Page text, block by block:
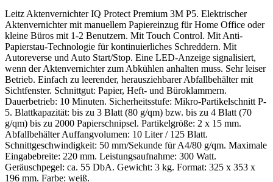
Leitz Aktenvernichter IQ Protect Premium 3M P5. Elektrischer
Aktenvernichter mit manuellem Papiereinzug für Home Office oder
kleine Büros mit 1-2 Benutzern. Mit Touch Control. Mit Anti-
Papierstau-Technologie für kontinuierliches Schreddern. Mit
Autoreverse und Auto Start/Stop. Eine LED-Anzeige signalisiert,
wenn der Aktenvernichter zum Abkühlen anhalten muss. Sehr leiser
Betrieb. Einfach zu leerender, herausziehbarer Abfallbehälter mit
Sichtfenster. Schnittgut: Papier, Heft- und Büroklammern.
Dauerbetrieb: 10 Minuten. Sicherheitsstufe: Mikro-Partikelschnitt P-
5. Blattkapazität: bis zu 3 Blatt (80 g/qm) bzw. bis zu 4 Blatt (70
g/qm) bis zu 2000 Papierschnipsel. Partikelgröße: 2 x 15 mm.
Abfallbehälter Auffangvolumen: 10 Liter / 125 Blatt.
Schnittgeschwindigkeit: 50 mm/Sekunde für A4/80 g/qm. Maximale
Eingabebreite: 220 mm. Leistungsaufnahme: 300 Watt.
Geräuschpegel: ca. 55 DbA. Gewicht: 3 kg. Format: 325 x 353 x
196 mm. Farbe: weiß.